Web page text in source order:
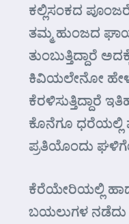
ಕಲ್ಲಿಸಂಕದ
ತಮ್ಮ ಹುಂಜದ
ತುಂಬುತ್ತಿದ್ದಾರೆ
ಕಿವಿಯಲೇನೋ
ಕೆರಳಿಸುತ್ತಿದ್ದಾರೆ
ಕೊನೆಗೂ ಧರೆಯಲ್ಲಿ
ಪ್ರತಿಯೊಂದು
ಕೆರೆಯೇರಿಯಲ್ಲಿ
ಬಯಲುಗಳ ನಡೆದು